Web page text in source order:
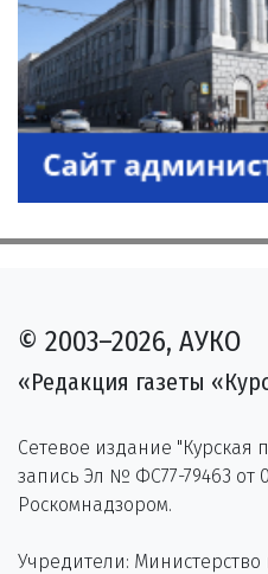
© 2003–2026, АУКО
«Редакция газеты
Сетевое издание "Курская
запись Эл № ФС77-79463 от
Роскомнадзором.
Учредители: